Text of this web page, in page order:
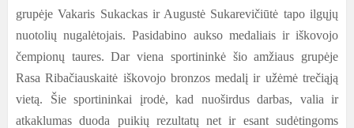
grupėje Vakaris Sukackas ir Augustė Sukarevičiūtė tapo ilgųjų
nuotolių nugalėtojais. Pasidabino aukso medaliais ir iškovojo
čempionų taures. Dar viena sportininkė šio amžiaus grupėje
Rasa Ribačiauskaitė iškovojo bronzos medalį ir užėmė trečiąją
vietą. Šie sportininkai įrodė, kad nuoširdus darbas, valia ir
atkaklumas duoda puikių rezultatų net ir esant sudėtingoms